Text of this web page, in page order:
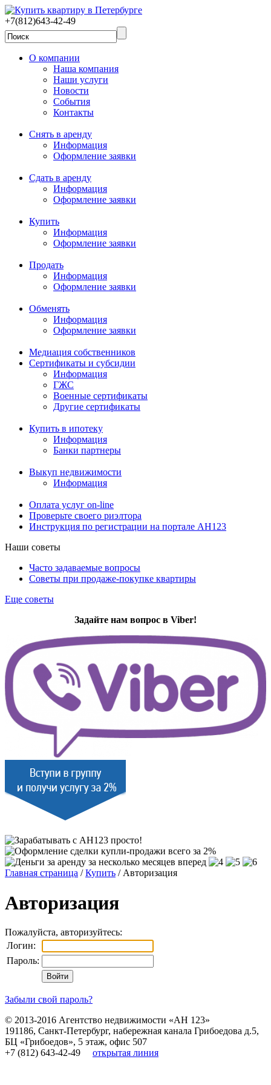
+7(812)643-42-49
О компании
Наша компания
Наши услуги
Новости
События
Контакты
Снять в аренду
Информация
Оформление заявки
Сдать в аренду
Информация
Оформление заявки
Купить
Информация
Оформление заявки
Продать
Информация
Оформление заявки
Обменять
Информация
Оформление заявки
Медиация собственников
Сертификаты и субсидии
Информация
ГЖС
Военные сертификаты
Другие сертификаты
Купить в ипотеку
Информация
Банки партнеры
Выкуп недвижимости
Информация
Оплата услуг on-line
Проверьте своего риэлтора
Инструкция по регистрации на портале АН123
Наши советы
Часто задаваемые вопросы
Советы при продаже-покупке квартиры
Еще советы
Задайте нам вопрос в Viber!
Главная страница /Купить / Авторизация
Авторизация
Пожалуйста, авторизуйтесь:
Логин:
Пароль:
Забыли свой пароль?
© 2013-2016 Агентство недвижимости «АН 123»
191186, Санкт-Петербург, набережная канала Грибоедова д.5,
БЦ «Грибоедов», 5 этаж, офис 507
+7 (812) 643-42-49
открытая линия